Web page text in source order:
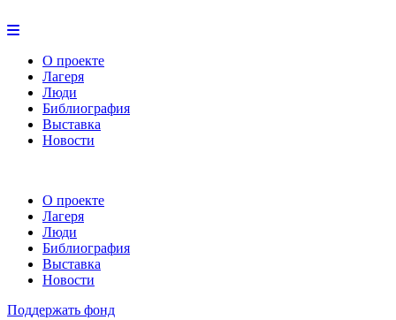
О проекте
Лагеря
Люди
Библиография
Выставка
Новости
О проекте
Лагеря
Люди
Библиография
Выставка
Новости
Поддержать фонд